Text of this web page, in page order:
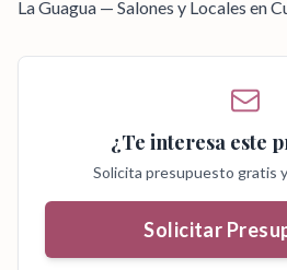
La Guagua — Salones y Locales en
¿Te interesa este
Solicita presupuesto gratis
Solicitar